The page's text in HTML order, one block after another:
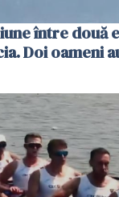
între două
Doi oameni